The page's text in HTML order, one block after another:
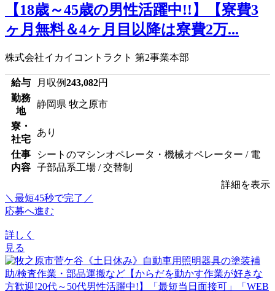
【18歳～45歳の男性活躍中!!】【寮費3
ヶ月無料＆4ヶ月目以降は寮費2万...
株式会社イカイコントラクト 第2事業本部
給与 月収例243,082円
勤務
地
静岡県 牧之原市
寮・
社宅
あり
仕事
内容
シートのマシンオペレータ・機械オペレーター / 電
子部品系工場 / 交替制
詳細を表示
＼最短45秒で完了／
応募へ進む
詳しく
見る